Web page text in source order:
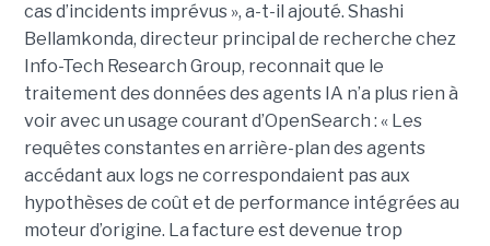
cas d’incidents imprévus », a-t-il ajouté. Shashi
Bellamkonda, directeur principal de recherche chez
Info-Tech Research Group, reconnait que le
traitement des données des agents IA n’a plus rien à
voir avec un usage courant d’OpenSearch : « Les
requêtes constantes en arrière-plan des agents
accédant aux logs ne correspondaient pas aux
hypothèses de coût et de performance intégrées au
moteur d’origine. La facture est devenue trop